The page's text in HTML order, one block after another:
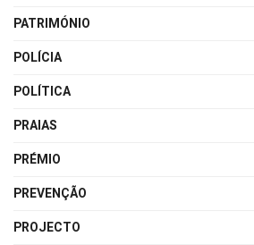
PATRIMÓNIO
POLÍCIA
POLÍTICA
PRAIAS
PRÉMIO
PREVENÇÃO
PROJECTO